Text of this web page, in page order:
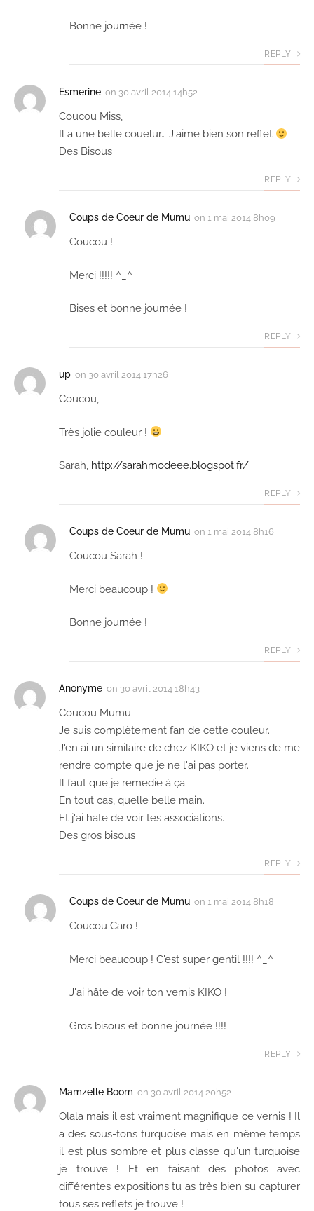
Bonne journée !
REPLY
Esmerine on 30 avril 2014 14h52
Coucou Miss,
Il a une belle couelur… J'aime bien son reflet
Des Bisous
REPLY
Coups de Coeur de Mumu on 1 mai 2014 8h09
Coucou !
Merci !!!!! ^_^
Bises et bonne journée !
REPLY
up on 30 avril 2014 17h26
Coucou,
Très jolie couleur !
Sarah, http://sarahmodeee.blogspot.fr/
REPLY
Coups de Coeur de Mumu on 1 mai 2014 8h16
Coucou Sarah !
Merci beaucoup !
Bonne journée !
REPLY
Anonyme on 30 avril 2014 18h43
Coucou Mumu.
Je suis complètement fan de cette couleur.
J'en ai un similaire de chez KIKO et je viens de me
rendre compte que je ne l'ai pas porter.
Il faut que je remedie à ça.
En tout cas, quelle belle main.
Et j'ai hate de voir tes associations.
Des gros bisous
REPLY
Coups de Coeur de Mumu on 1 mai 2014 8h18
Coucou Caro !
Merci beaucoup ! C'est super gentil !!!! ^_^
J'ai hâte de voir ton vernis KIKO !
Gros bisous et bonne journée !!!!
REPLY
Mamzelle Boom on 30 avril 2014 20h52
Olala mais il est vraiment magnifique ce vernis ! Il
a des sous-tons turquoise mais en même temps
il est plus sombre et plus classe qu'un turquoise
je trouve ! Et en faisant des photos avec
différentes expositions tu as très bien su capturer
tous ses reflets je trouve !